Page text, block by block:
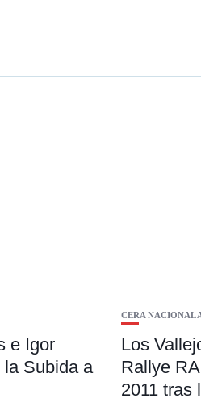
e Igor
Subida a
CERA NACIONAL
Los
Rallye
2011 tras